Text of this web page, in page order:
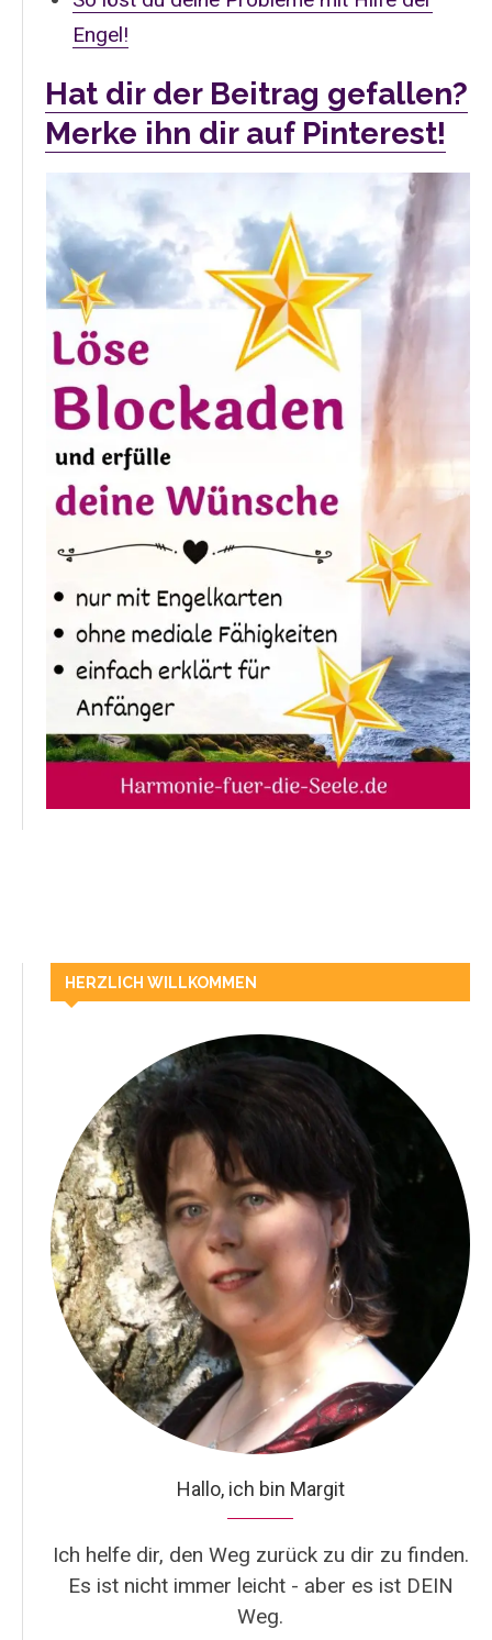
Engel!
Hat dir der Beitrag gefallen?
Merke ihn dir auf Pinterest!
HERZLICH WILLKOMMEN
Hallo, ich bin Margit
Ich helfe dir, den Weg zurück zu dir zu finden.
Es ist nicht immer leicht - aber es ist DEIN
Weg.